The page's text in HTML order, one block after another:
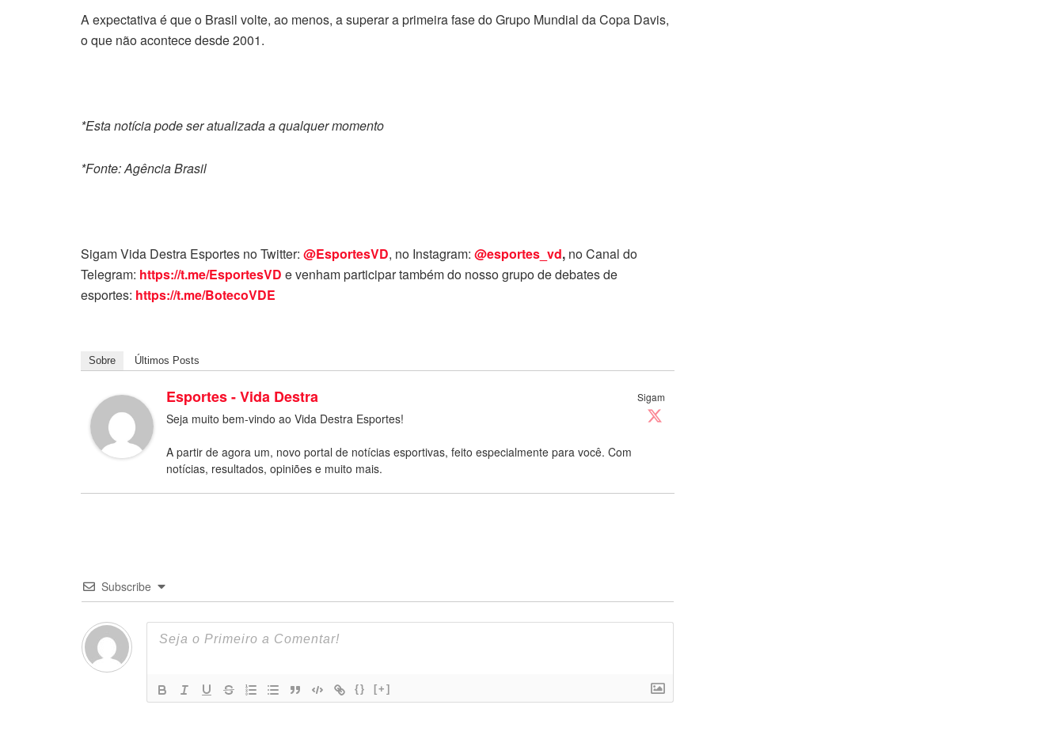
A expectativa é que o Brasil volte, ao menos, a superar a primeira fase do Grupo Mundial da Copa Davis,
o que não acontece desde 2001.
*Esta notícia pode ser atualizada a qualquer momento
*Fonte: Agência Brasil
Sigam Vida Destra Esportes no Twitter: @EsportesVD, no Instagram: @esportes_vd, no Canal do
Telegram: https://t.me/EsportesVD e venham participar também do nosso grupo de debates de
esportes: https://t.me/BotecoVDE
Sobre Últimos Posts
Sigam
Esportes - Vida Destra
Seja muito bem-vindo ao Vida Destra Esportes!
A partir de agora um, novo portal de notícias esportivas, feito especialmente para você. Com
notícias, resultados, opiniões e muito mais.
Subscribe
{} [+]